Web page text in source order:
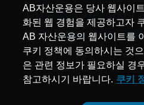
|개인 정보 처리 방침|
기 및 투자자 보안에 관
© AllianceBernstein L.P.
AB자산운용은 당사 웹사이
화된 웹 경험을 제공하고자
AB 자산운용의 웹사이트를
쿠키 정책에 동의하시는 것
은 관련 정보가 필요하실 경
참고하시기 바랍니다. 쿠키